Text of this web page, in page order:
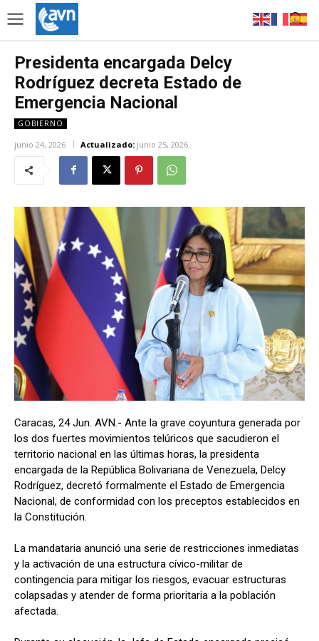
Presidenta encargada Delcy
Rodríguez decreta Estado de
Emergencia Nacional
GOBIERNO
junio 24, 2026 Actualizado: junio 25, 2026
Caracas, 24 Jun. AVN.- Ante la grave coyuntura generada por
los dos fuertes movimientos telúricos que sacudieron el
territorio nacional en las últimas horas, la presidenta
encargada de la República Bolivariana de Venezuela, Delcy
Rodríguez, decretó formalmente el Estado de Emergencia
Nacional, de conformidad con los preceptos establecidos en
la Constitución.
La mandataria anunció una serie de restricciones inmediatas
y la activación de una estructura cívico-militar de
contingencia para mitigar los riesgos, evacuar estructuras
colapsadas y atender de forma prioritaria a la población
afectada.